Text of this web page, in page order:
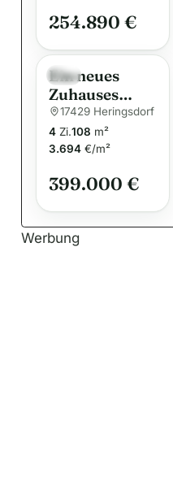
254.890 €
Neu
Ein neues
Zuhauses
wartet auf Sie!
17429 Heringsdorf
4 Zi.108 m²
3.694 €/m²
399.000 €
Werbung